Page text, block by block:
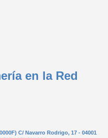
en la Red
C/ Navarro Rodrigo, 17 - 04001